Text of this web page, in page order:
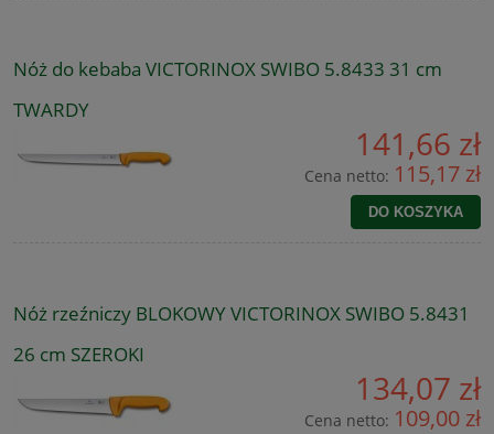
Nóż do kebaba VICTORINOX SWIBO 5.8433 31 cm
TWARDY
141,66 zł
Cena netto: 115,17 zł
DO KOSZYKA
Nóż rzeźniczy BLOKOWY VICTORINOX SWIBO 5.8431
26 cm SZEROKI
134,07 zł
Cena netto: 109,00 zł